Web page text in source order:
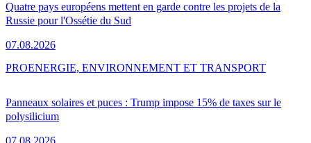
Quatre pays européens mettent en garde contre les projets de la
Russie pour l'Ossétie du Sud
07.08.2026
Panneaux solaires et puces : Trump impose 15% de taxes sur le
polysilicium
07.08.2026
PROENERGIE, ENVIRONNEMENT ET TRANSPORT